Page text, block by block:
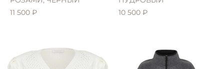
11 500 ₽
10 500 ₽